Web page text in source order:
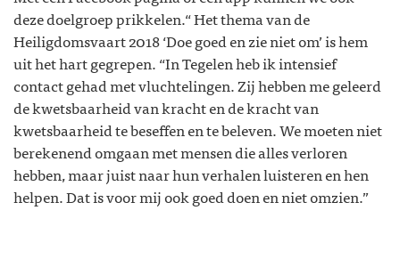
deze doelgroep prikkelen.“Het thema van de
Heiligdomsvaart 2018 ‘Doe goed en zie niet om’ is hem
uit het hart gegrepen. “In Tegelen heb ik intensief
contact gehad met vluchtelingen. Zij hebben me geleerd
de kwetsbaarheid van kracht en de kracht van
kwetsbaarheid te beseffen en te beleven. We moeten niet
berekenend omgaan met mensen die alles verloren
hebben, maar juist naar hun verhalen luisteren en hen
helpen. Dat is voor mij ook goed doen en niet omzien.”